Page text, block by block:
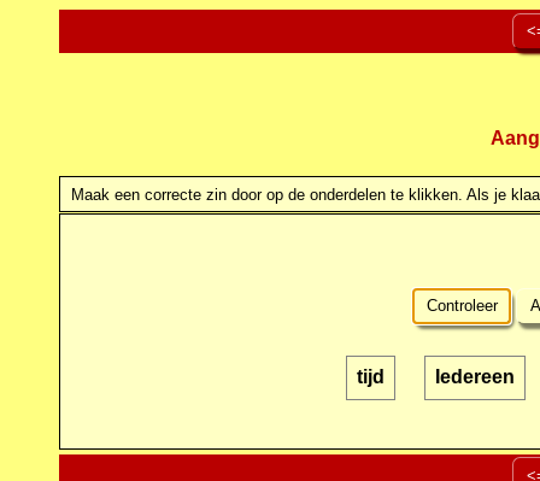
Maak een correcte zin door op de onderdelen te klikken. Als je
Controleer
tijd Iedereen